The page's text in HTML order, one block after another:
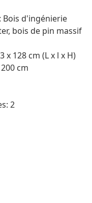
d'ingénierie
bois de pin massif
x 128 cm (L x l x H)
cm
2